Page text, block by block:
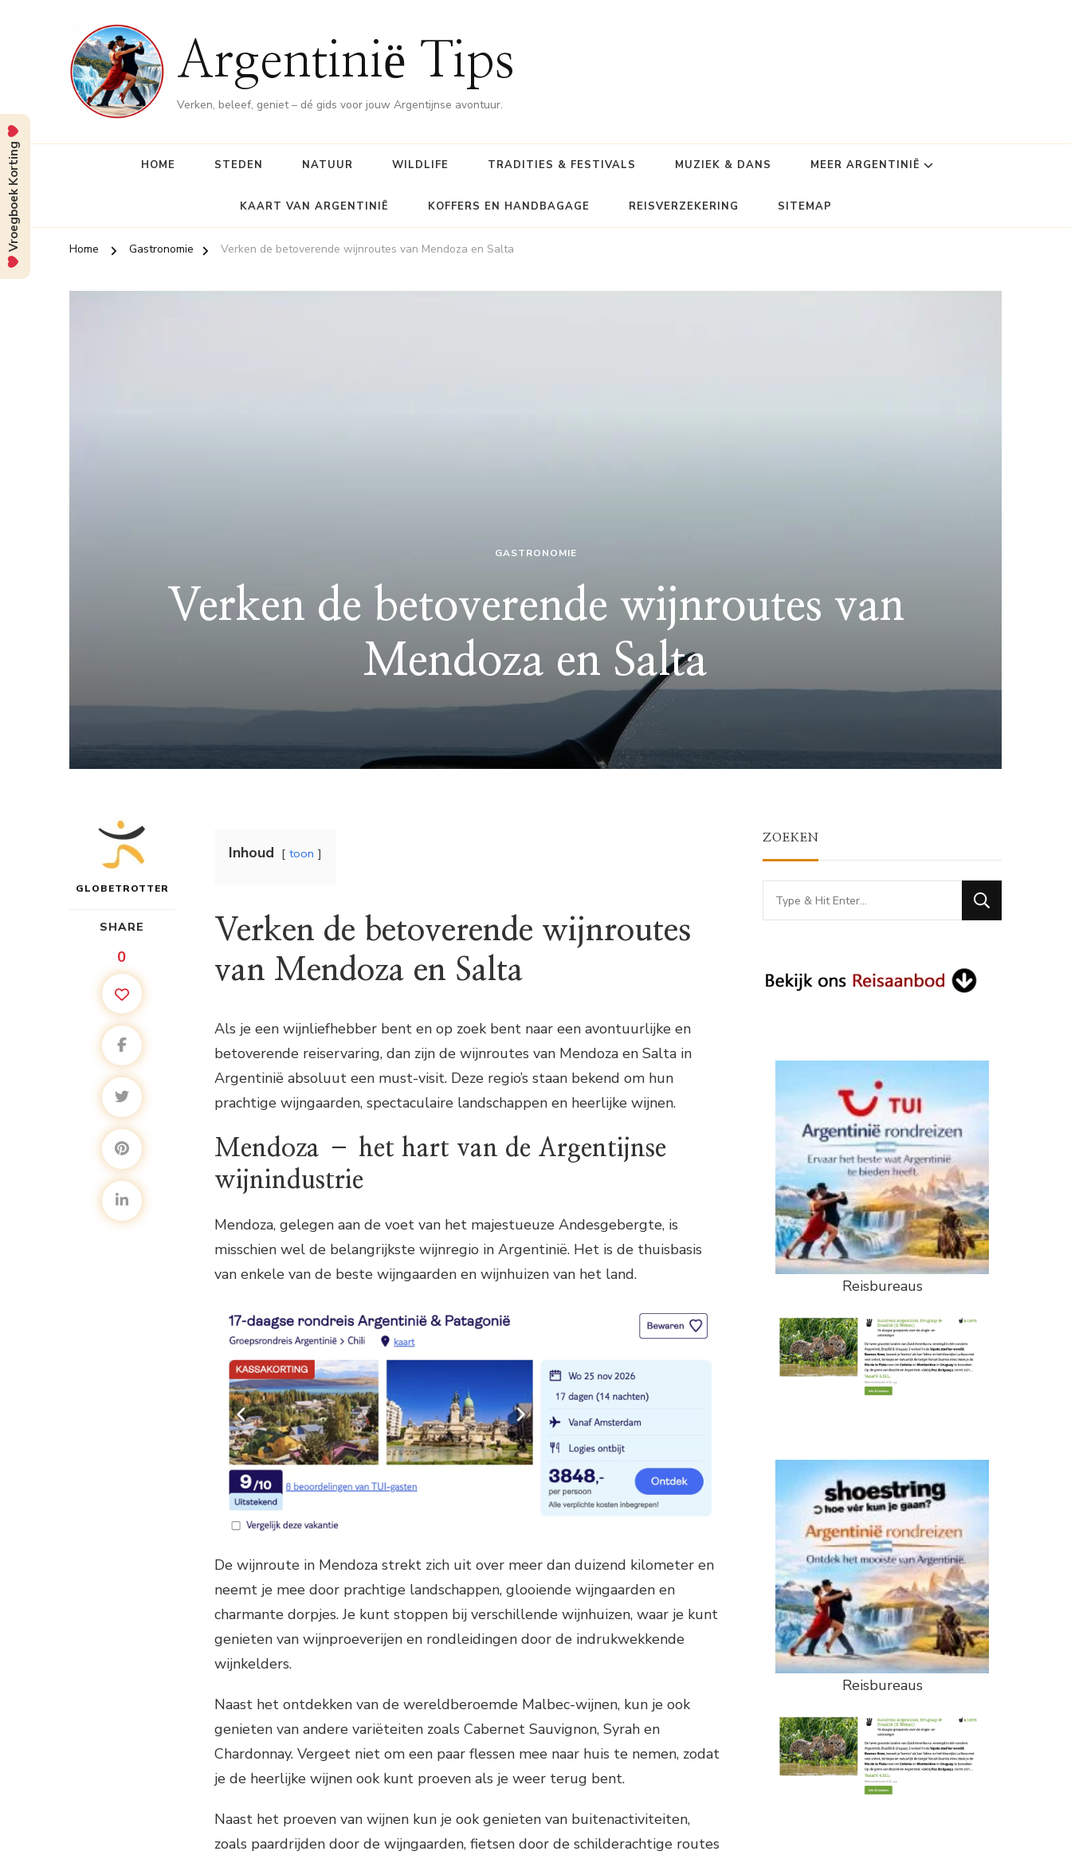
Argentinië Tips
Verken, beleef, geniet – dé gids voor jouw Argentijnse avontuur.
HOME STEDEN NATUUR WILDLIFE TRADITIES & FESTIVALS MUZIEK & DANS MEER ARGENTINIË
KAART VAN ARGENTINIË KOFFERS EN HANDBAGAGE REISVERZEKERING SITEMAP
Home Gastronomie Verken de betoverende wijnroutes van Mendoza en Salta
GASTRONOMIE
Verken de betoverende wijnroutes van
Mendoza en Salta
GLOBETROTTER
SHARE
0
Inhoud toon
Verken de betoverende wijnroutes
van Mendoza en Salta
Als je een wijnliefhebber bent en op zoek bent naar een avontuurlijke en
betoverende reiservaring, dan zijn de wijnroutes van Mendoza en Salta in
Argentinië absoluut een must-visit. Deze regio’s staan bekend om hun
prachtige wijngaarden, spectaculaire landschappen en heerlijke wijnen.
Mendoza – het hart van de Argentijnse
wijnindustrie
Mendoza, gelegen aan de voet van het majestueuze Andesgebergte, is
misschien wel de belangrijkste wijnregio in Argentinië. Het is de thuisbasis
van enkele van de beste wijngaarden en wijnhuizen van het land.
De wijnroute in Mendoza strekt zich uit over meer dan duizend kilometer en
neemt je mee door prachtige landschappen, glooiende wijngaarden en
charmante dorpjes. Je kunt stoppen bij verschillende wijnhuizen, waar je kunt
genieten van wijnproeverijen en rondleidingen door de indrukwekkende
wijnkelders.
Naast het ontdekken van de wereldberoemde Malbec-wijnen, kun je ook
genieten van andere variëteiten zoals Cabernet Sauvignon, Syrah en
Chardonnay. Vergeet niet om een paar flessen mee naar huis te nemen, zodat
je de heerlijke wijnen ook kunt proeven als je weer terug bent.
Naast het proeven van wijnen kun je ook genieten van buitenactiviteiten,
zoals paardrijden door de wijngaarden, fietsen door de schilderachtige routes
ZOEKEN
Looking
for
Reisbureaus
Reisbureaus
Vroegboek Korting